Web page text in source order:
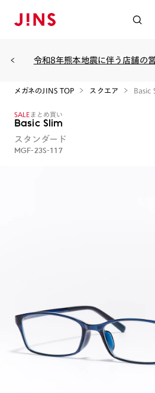
令和8年熊本地震に伴う店舗の
メガネのJINS TOP スクエア Basic
SALE まとめ買い
Basic Slim
スタンダード
MGF-23S-117